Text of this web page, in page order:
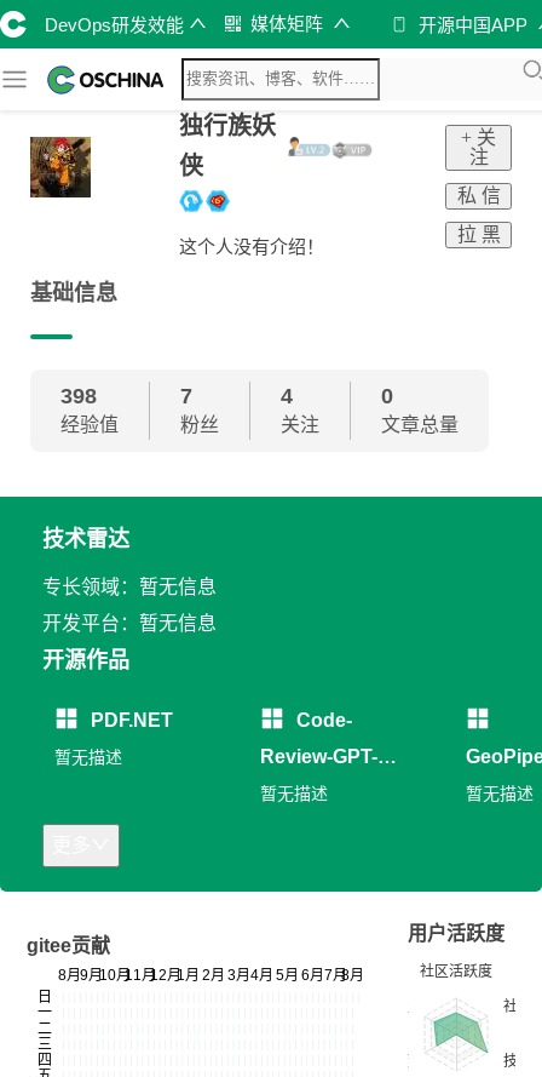
DevOps研发效能 媒体矩阵 开源中国APP
独行族妖
侠
这个人没有介绍！
+ 关
注
私 信
拉 黑
基础信息
398
经验值
7
粉丝
4
关注
0
文章总量
技术雷达
专长领域：暂无信息
开发平台：暂无信息
开源作品
PDF.NET
暂无描述
Code-
Review-GPT-
Gitlab
暂无描述 暂无描述
gitee贡献
用户活跃度